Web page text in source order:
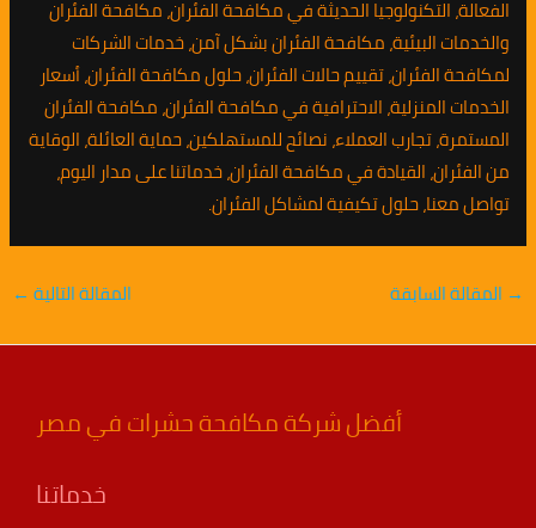
الفعالة، التكنولوجيا الحديثة في مكافحة الفئران، مكافحة الفئران
والخدمات البيئية، مكافحة الفئران بشكل آمن، خدمات الشركات
لمكافحة الفئران، تقييم حالات الفئران، حلول مكافحة الفئران، أسعار
الخدمات المنزلية، الاحترافية في مكافحة الفئران، مكافحة الفئران
المستمرة، تجارب العملاء، نصائح للمستهلكين، حماية العائلة، الوقاية
من الفئران، القيادة في مكافحة الفئران، خدماتنا على مدار اليوم،
تواصل معنا، حلول تكيفية لمشاكل الفئران.
→ المقالة السابقة المقالة التالية ←
أفضل شركة مكافحة حشرات في مصر
خدماتنا